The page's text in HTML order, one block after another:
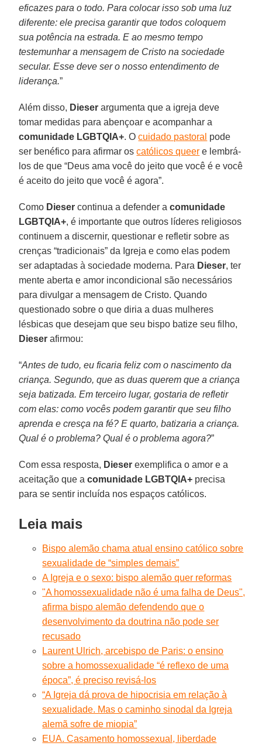
eficazes para o todo. Para colocar isso sob uma luz
diferente: ele precisa garantir que todos coloquem
sua potência na estrada. E ao mesmo tempo
testemunhar a mensagem de Cristo na sociedade
secular. Esse deve ser o nosso entendimento de
liderança.”
Além disso, Dieser argumenta que a igreja deve
tomar medidas para abençoar e acompanhar a
comunidade LGBTQIA+. Ocuidado pastoral pode
ser benéfico para afirmar oscatólicos queer e lembrá-
los de que “Deus ama você do jeito que você é e você
é aceito do jeito que você é agora”.
Como Dieser continua a defender acomunidade
LGBTQIA+, é importante que outros líderes religiosos
continuem a discernir, questionar e refletir sobre as
crenças “tradicionais” da Igreja e como elas podem
ser adaptadas à sociedade moderna. Para Dieser, ter
mente aberta e amor incondicional são necessários
para divulgar a mensagem de Cristo. Quando
questionado sobre o que diria a duas mulheres
lésbicas que desejam que seu bispo batize seu filho,
Dieser afirmou:
“Antes de tudo, eu ficaria feliz com o nascimento da
criança. Segundo, que as duas querem que a criança
seja batizada. Em terceiro lugar, gostaria de refletir
com elas: como vocês podem garantir que seu filho
aprenda e cresça na fé? E quarto, batizaria a criança.
Qual é o problema? Qual é o problema agora?”
Com essa resposta, Dieser exemplifica o amor e a
aceitação que acomunidade LGBTQIA+ precisa
para se sentir incluída nos espaços católicos.
Leia mais
Bispo alemão chama atual ensino católico sobre
sexualidade de “simples demais”
A Igreja e o sexo: bispo alemão quer reformas
"A homossexualidade não é uma falha de Deus",
afirma bispo alemão defendendo que o
desenvolvimento da doutrina não pode ser
recusado
Laurent Ulrich, arcebispo de Paris: o ensino
sobre a homossexualidade “é reflexo de uma
época”, é preciso revisá-los
“A Igreja dá prova de hipocrisia em relação à
sexualidade. Mas o caminho sinodal da Igreja
alemã sofre de miopia”
EUA. Casamento homossexual, liberdade